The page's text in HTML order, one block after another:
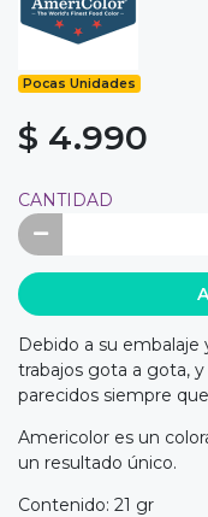
Pocas Unidades
$ 4.990
CANTIDAD
Debido a su embalaje
trabajos gota a gota,
parecidos siempre
Americolor es un
un resultado único.
Contenido: 21 gr